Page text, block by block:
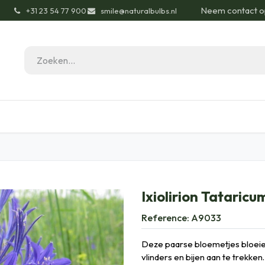
͏+31 23 54 77 900 smile@naturalbulbs.nl Neem contact
Ixiolirion
Reference: A9033
Deze paarse bloemetjes
vlinders en bijen aan te